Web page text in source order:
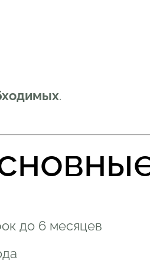
.
до 6 месяцев